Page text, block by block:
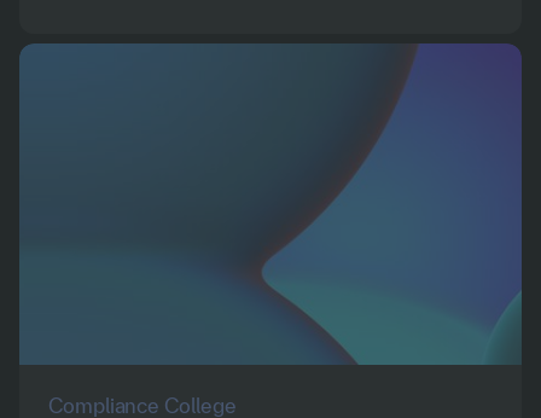
Compliance College